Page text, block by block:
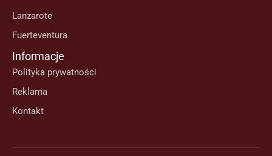
Lanzarote
Fuerteventura
Informacje
Polityka prywatności
Reklama
Kontakt